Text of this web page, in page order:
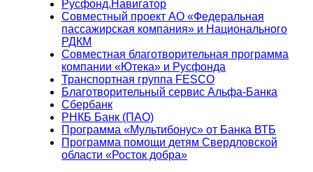
Русфонд.Навигатор
Совместный проект АО «Федеральная
пассажирская компания» и Национального
РДКМ
Совместная благотворительная программа
компании «Ютека» и Русфонда
Транспортная группа FESCO
Благотворительный сервис Альфа-Банка
Сбербанк
РНКБ Банк (ПАО)
Программа «Мультибонус» от Банка ВТБ
Программа помощи детям Свердловской
области «Росток добра»